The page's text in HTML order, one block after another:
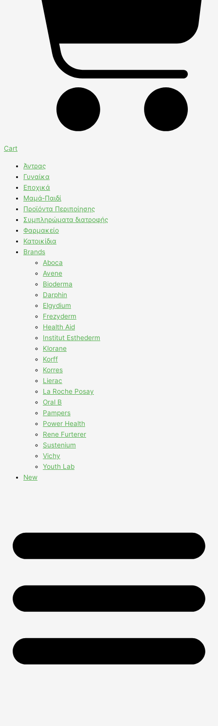
Cart
Άντρας
Γυναίκα
Εποχικά
Μαμά-Παιδί
Προϊόντα Περιποίησης
Συμπληρώματα διατροφής
Φαρμακείο
Κατοικίδια
Brands
Aboca
Avene
Bioderma
Darphin
Elgydium
Frezyderm
Health Aid
Institut Esthederm
Klorane
Korff
Korres
Lierac
La Roche Posay
Oral B
Pampers
Power Health
Rene Furterer
Sustenium
Vichy
Youth Lab
New